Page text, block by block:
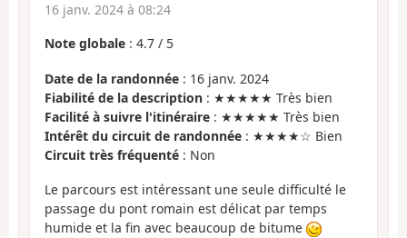
16 janv. 2024 à 08:24
Note globale : 4.7 / 5
Date de la randonnée : 16 janv. 2024
Fiabilité de la description : ★★★★★ Très bien
Facilité à suivre l'itinéraire : ★★★★★ Très bien
Intérêt du circuit de randonnée : ★★★★☆ Bien
Circuit très fréquenté : Non
Le parcours est intéressant une seule difficulté le
passage du pont romain est délicat par temps
humide et la fin avec beaucoup de bitume